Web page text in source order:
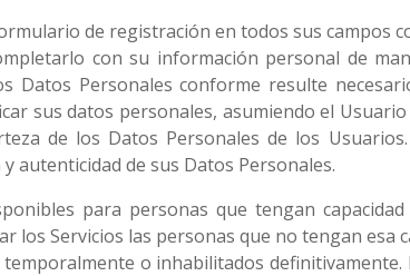
de registración en todos sus campos
con su información personal de
Datos Personales conforme resulte
sus datos personales, asumiendo el
de los Datos Personales de los
autenticidad de sus Datos Personales.
para personas que tengan
los Servicios las personas que no tengan
o inhabilitados